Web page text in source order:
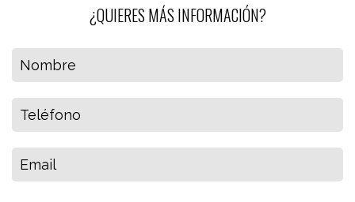
¿QUIERES MÁS INFORMACIÓN?